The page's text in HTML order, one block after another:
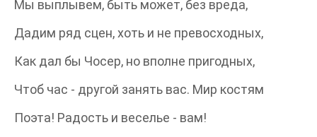
Мы выплывем, быть может, без вреда,
Дадим ряд сцен, хоть и не превосходных,
Как дал бы Чосер, но вполне пригодных,
Чтоб час - другой занять вас. Мир костям
Поэта! Радость и веселье - вам!